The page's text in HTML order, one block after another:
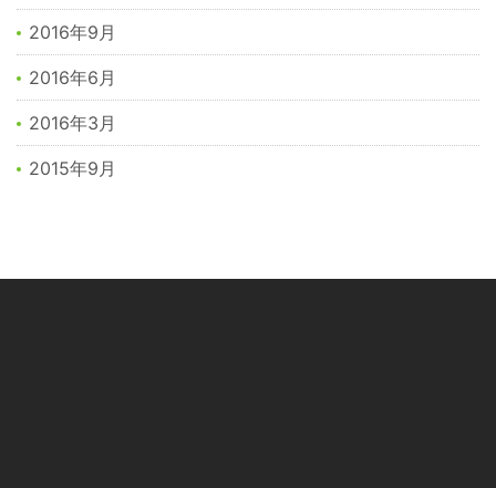
2016年9月
2016年6月
2016年3月
2015年9月